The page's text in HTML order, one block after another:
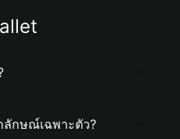
ลักษณ์เฉพาะตัว?